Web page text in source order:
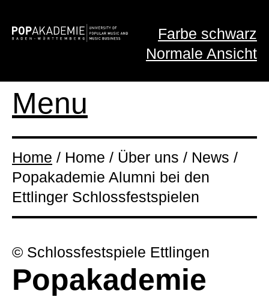
Farbe schwarz
Normale Ansicht
Menu
Home / Home / Über uns / News /
Popakademie Alumni bei den
Ettlinger Schlossfestspielen
© Schlossfestspiele Ettlingen
Popakademie